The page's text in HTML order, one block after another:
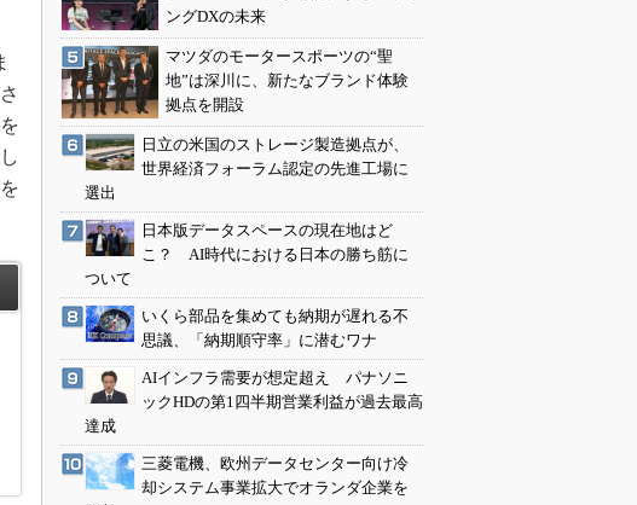
ングDXの未来
マツダのモータースポーツの“聖
地”は深川に、新たなブランド体験
拠点を開設
日立の米国のストレージ製造拠点が、
世界経済フォーラム認定の先進工場に
選出
日本版データスペースの現在地はど
こ？ AI時代における日本の勝ち筋に
ついて
いくら部品を集めても納期が遅れる不
思議、「納期順守率」に潜むワナ
AIインフラ需要が想定超え パナソニ
ックHDの第1四半期営業利益が過去最高
達成
三菱電機、欧州データセンター向け冷
却システム事業拡大でオランダ企業を